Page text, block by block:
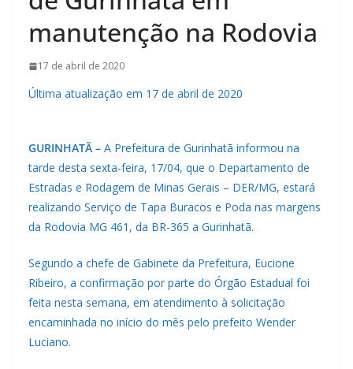
manutenção na Rodovia
17 de abril de 2020
Última atualização em 17 de abril de 2020
GURINHATÃ – A Prefeitura de Gurinhatã informou na
tarde desta sexta-feira, 17/04, que o Departamento de
Estradas e Rodagem de Minas Gerais – DER/MG, estará
realizando Serviço de Tapa Buracos e Poda nas margens
da Rodovia MG 461, da BR-365 a Gurinhatã.
Segundo a chefe de Gabinete da Prefeitura, Eucione
Ribeiro, a confirmação por parte do Órgão Estadual foi
feita nesta semana, em atendimento à solicitação
encaminhada no início do mês pelo prefeito Wender
Luciano.